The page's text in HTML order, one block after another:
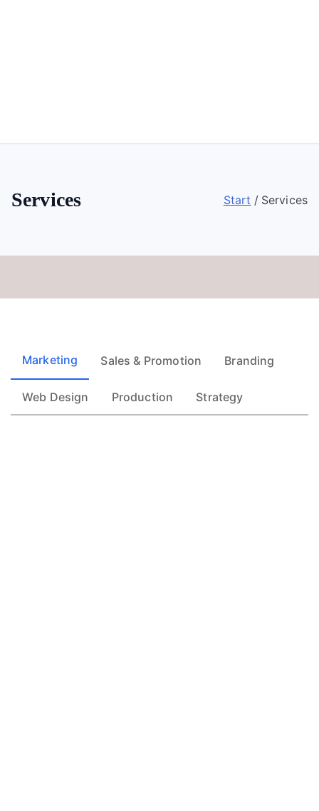
Services Start Services
Marketing Sales & Promotion Branding
Web Design Production Strategy